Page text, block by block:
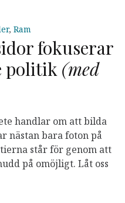
, Ram
fokuserar
politik (med
handlar om att bilda
nästan bara foton på
står för genom att
på omöjligt. Låt oss